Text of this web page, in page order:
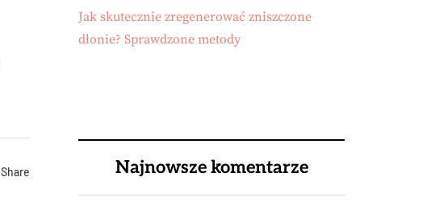
Share
Jak skutecznie zregenerować zniszczone
dłonie? Sprawdzone metody
Najnowsze komentarze